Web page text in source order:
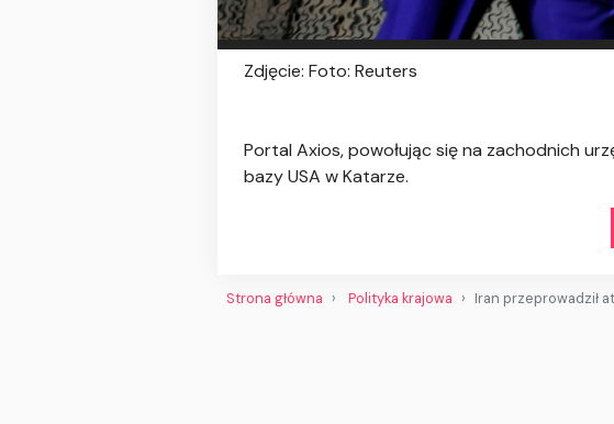
Zdjęcie: Foto: Reuters
Portal Axios, powołując się na zachodnich
bazy USA w Katarze.
Strona główna Polityka krajowa Iran przeprowadził